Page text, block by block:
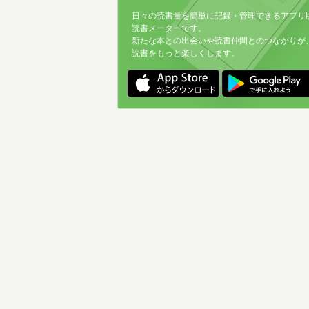
日々の読書量を簡単に記録・管理できるアプリ
読書メーターです。
新たな本との出会いや読書仲間とのつながりが
読書をもっと楽しくします。